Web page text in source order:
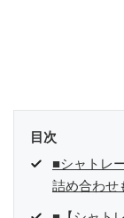
目次
■シャトレ
詰め合わせ